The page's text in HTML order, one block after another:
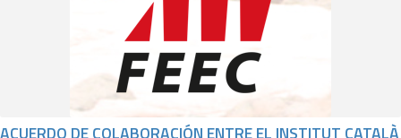
ACUERDO DE COLABORACIÓN ENTRE EL INSTITUT CATALÀ